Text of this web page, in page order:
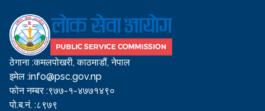
ठेगाना :कमलपोखरी, काठमाडौं, नेपाल
इमेल :info@psc.gov.np
फोन नम्बर :९७७-१-४७७१४९०
पो.ब.नं. :८९७९